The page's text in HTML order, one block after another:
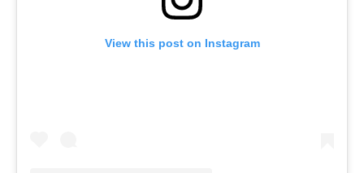
View this post on Instagram